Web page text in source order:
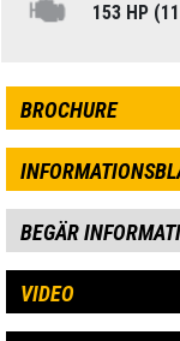
153 HP
BROCHURE
BEGÄR
VIDEO